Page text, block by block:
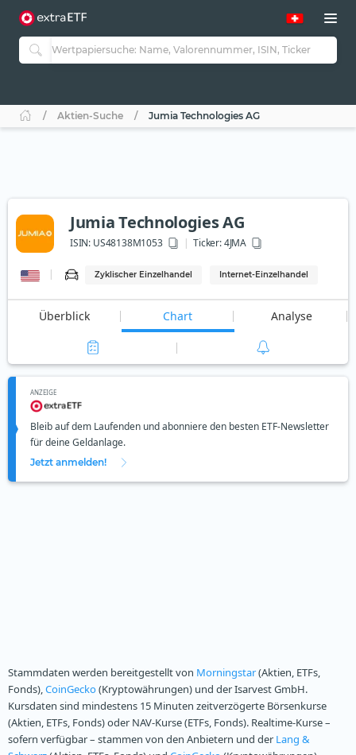
Aktien-Suche Jumia Technologies AG
Jumia Technologies AG
ISIN: US48138M1053 Ticker:4JMA
Zyklischer Einzelhandel Internet-Einzelhandel
Überblick Chart Analyse
ANZEIGE
Bleib auf dem Laufenden und abonniere den besten ETF-Newsletter
für deine Geldanlage.
Jetzt anmelden!
Stammdaten werden bereitgestellt von Morningstar(Aktien, ETFs,
Fonds),CoinGecko(Kryptowährungen) und der Isarvest GmbH.
Kursdaten sind mindestens 15 Minuten zeitverzögerte Börsenkurse
(Aktien, ETFs, Fonds) oder NAV-Kurse (ETFs, Fonds). Realtime-Kurse –
sofern verfügbar – stammen von den Anbietern und der Lang &